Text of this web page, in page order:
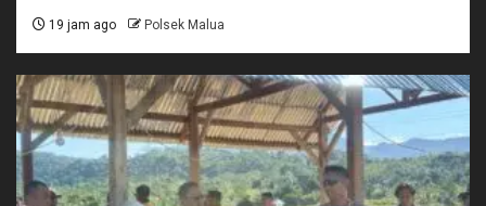
19 jam ago Polsek Malua